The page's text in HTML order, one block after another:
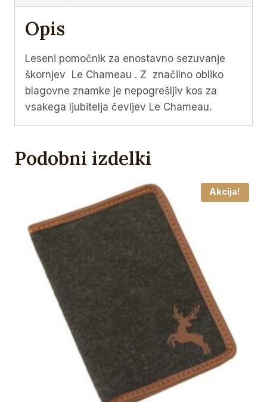
Opis
Leseni pomočnik za enostavno sezuvanje
škornjev Le Chameau . Z značilno obliko
blagovne znamke je nepogrešljiv kos za
vsakega ljubitelja čevljev Le Chameau.
Podobni izdelki
Akcija!